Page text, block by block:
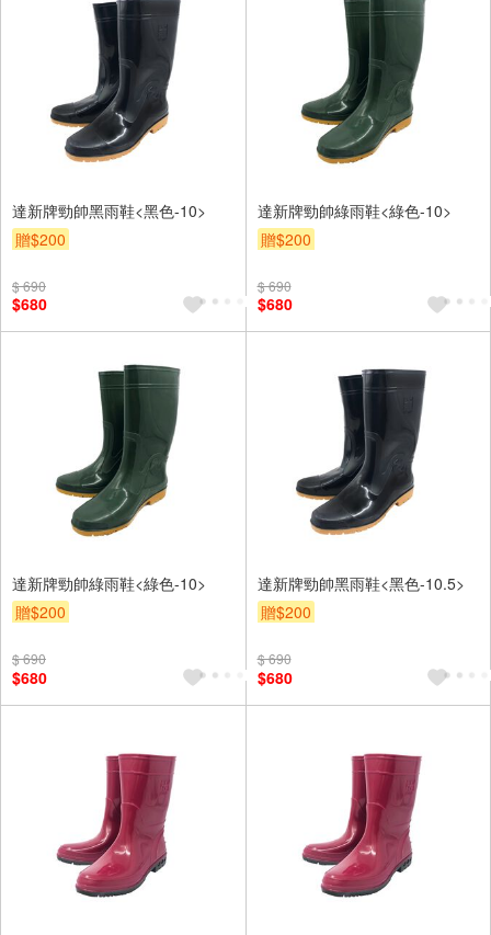
達新牌勁帥黑雨鞋<黑色-10>
贈$200
$ 690
$680
達新牌勁帥綠雨鞋<綠色-10>
贈$200
$ 690
$680
達新牌勁帥綠雨鞋<綠色-10>
贈$200
$ 690
$680
達新牌勁帥黑雨鞋<黑色-10.5>
贈$200
$ 690
$680